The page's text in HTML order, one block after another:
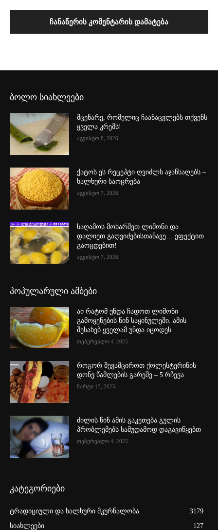
ბოლო სიახლეები
მცენარე, რომელიც ჩაანაცვლებს თქვენს
ყველა კრემს!
აგვისტო 8, 2026
ქატოს ეს რეცეპტი ღვიძლს აჯანსაღებს –
ხალხური საოცრება
აგვისტო 7, 2026
საღამოს მოხარშეთ ლიმონი და
დალიეთ გაღვიძებისთანავე… ეფექტით
გაოცდებით!
აგვისტო 7, 2026
პოპულარული ამბები
აი რატომ უნდა ჩადოთ ლიმონი
გამოყენების წინ საყინულეში. ამის
შესახებ ყველამ უნდა იცოდეს
თებერვალი 4, 2025
როგორ შევამციროთ ქოლესტერინის
დონე წამლების გარეშე – 5 რჩევა
მარტი 13, 2025
ძილის წინ ამის გაკეთება გულის
პრობლემებს სამუდამოდ დაგავიწყებთ
თებერვალი 4, 2025
კატეგორიები
ტრადიციული და ხალხური მკურნალობა
3179
სიახლეები
127